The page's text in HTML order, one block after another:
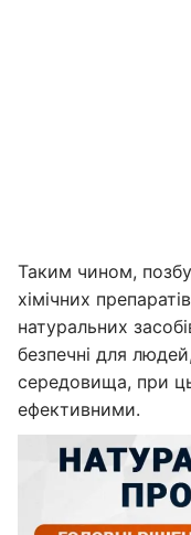
Таким чином,
хімічних
натуральних
безпечні для
середовища, при
ефективними.